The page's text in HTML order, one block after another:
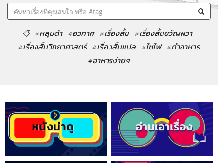
#หลุมดำ #อวกาศ #เรื่องสั้น #เรื่องสั้นขวัญผวา
#เรื่องสั้นวิทยาศาสตร์ #เรื่องสั้นแปล #ไซไฟ #ทำอาหาร
#อาหารง่ายๆ